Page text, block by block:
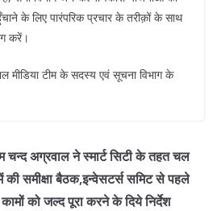
के लिए पारंपरिक प्रचार के तरीक़ों के साथ
करें।
मीडिया टीम के सदस्य एवं सूचना विभाग के
चन्द अग्रवाल ने स्मार्ट सिटी के तहत चल
की समीक्षा बैठक,इन्वेसटर्स समिट से पहले
को जल्द पूरा करने के दिये निर्देश